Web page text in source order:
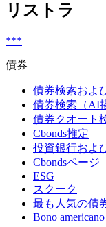
リストラ
***
債券
債券検索およ
債券検索（AI
債券クオート
Cbonds推定
投資銀行およ
Cbondsページ
ESG
スクーク
最も人気の債
Bono